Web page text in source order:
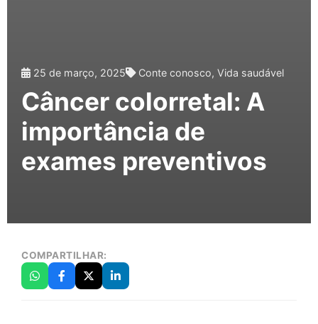
25 de março, 2025 Conte conosco, Vida saudável
Câncer colorretal: A
importância de
exames preventivos
COMPARTILHAR: